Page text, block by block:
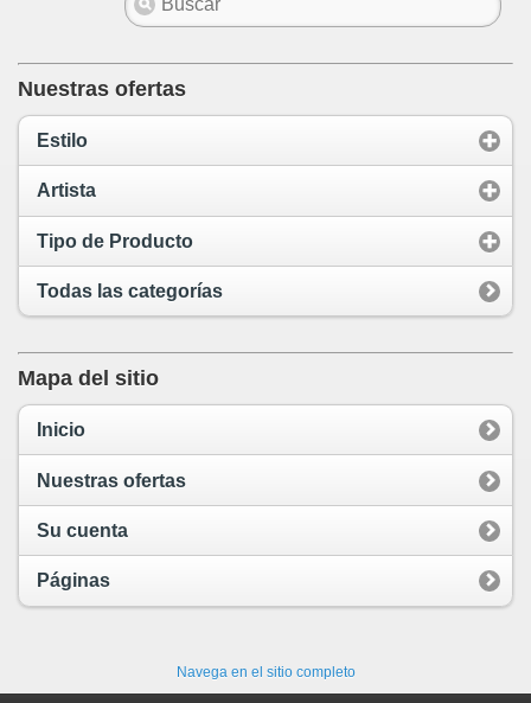
Nuestras ofertas
Estilo
Artista
Tipo de Producto
Todas las categorías
Mapa del sitio
Inicio
Nuestras ofertas
Su cuenta
Páginas
Navega en el sitio completo